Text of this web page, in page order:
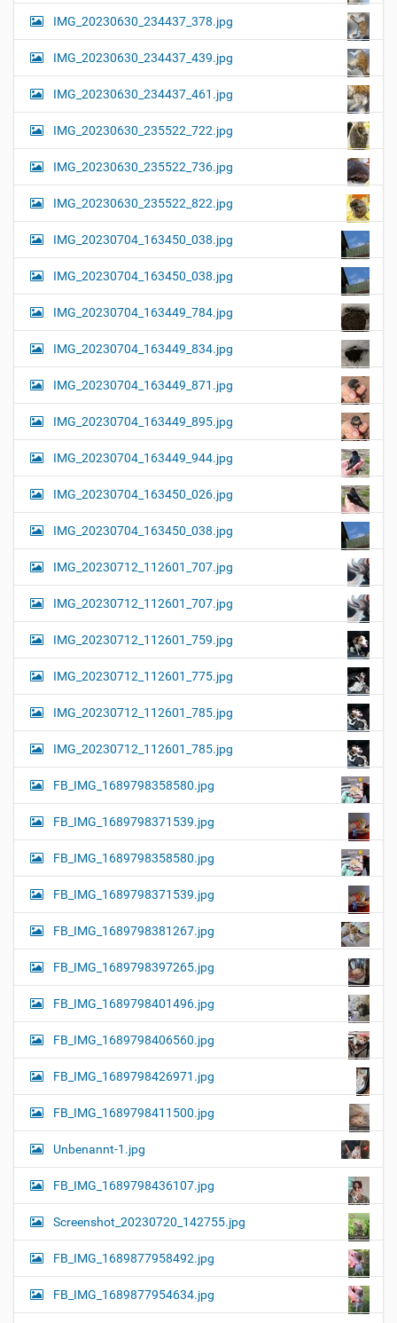
IMG_20230630_234437_378.jpg
IMG_20230630_234437_439.jpg
IMG_20230630_234437_461.jpg
IMG_20230630_235522_722.jpg
IMG_20230630_235522_736.jpg
IMG_20230630_235522_822.jpg
IMG_20230704_163450_038.jpg
IMG_20230704_163450_038.jpg
IMG_20230704_163449_784.jpg
IMG_20230704_163449_834.jpg
IMG_20230704_163449_871.jpg
IMG_20230704_163449_895.jpg
IMG_20230704_163449_944.jpg
IMG_20230704_163450_026.jpg
IMG_20230704_163450_038.jpg
IMG_20230712_112601_707.jpg
IMG_20230712_112601_707.jpg
IMG_20230712_112601_759.jpg
IMG_20230712_112601_775.jpg
IMG_20230712_112601_785.jpg
IMG_20230712_112601_785.jpg
FB_IMG_1689798358580.jpg
FB_IMG_1689798371539.jpg
FB_IMG_1689798358580.jpg
FB_IMG_1689798371539.jpg
FB_IMG_1689798381267.jpg
FB_IMG_1689798397265.jpg
FB_IMG_1689798401496.jpg
FB_IMG_1689798406560.jpg
FB_IMG_1689798426971.jpg
FB_IMG_1689798411500.jpg
Unbenannt-1.jpg
FB_IMG_1689798436107.jpg
Screenshot_20230720_142755.jpg
FB_IMG_1689877958492.jpg
FB_IMG_1689877954634.jpg